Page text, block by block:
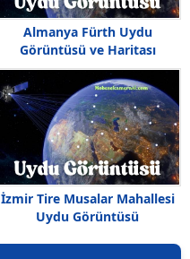
Almanya Fürth Uydu
Görüntüsü ve Haritası
İzmir Tire Musalar Mahallesi
Uydu Görüntüsü